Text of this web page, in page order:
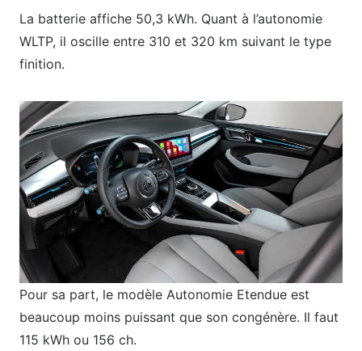
La batterie affiche 50,3 kWh. Quant à l’autonomie
WLTP, il oscille entre 310 et 320 km suivant le type
finition.
Pour sa part, le modèle Autonomie Etendue est
beaucoup moins puissant que son congénère. Il faut
115 kWh ou 156 ch.